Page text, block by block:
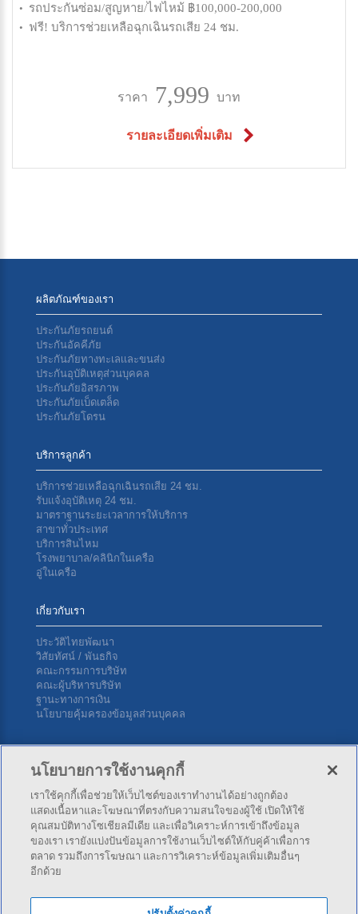
รถประกันซ่อม/สูญหาย/ไฟไหม้ ฿100,000-200,000
ฟรี! บริการช่วยเหลือฉุกเฉินรถเสีย 24 ชม.
ราคา 7,999 บาท
รายละเอียดเพิ่มเติม
ผลิตภัณฑ์ของเรา
ประกันภัยรถยนต์
ประกันอัคคีภัย
ประกันภัยทางทะเลเเละขนส่ง
ประกันอุบัติเหตุส่วนบุคคล
ประกันภัยอิสรภาพ
ประกันภัยเบ็ดเตล็ด
ประกันภัยโดรน
บริการลูกค้า
บริการช่วยเหลือฉุกเฉินรถเสีย 24 ชม.
รับแจ้งอุบัติเหตุ 24 ชม.
มาตราฐานระยะเวลาการให้บริการ
สาขาทั่วประเทศ
บริการสินไหม
โรงพยาบาล/คลินิกในเครือ
อู่ในเครือ
เกี่ยวกับเรา
ประวัติไทยพัฒนา
วิสัยทัศน์ / พันธกิจ
คณะกรรมการบริษัท
คณะผู้บริหารบริษัท
ฐานะทางการเงิน
นโยบายคุ้มครองข้อมูลส่วนบุคคล
ติดต่อเรา
บริษัท ไทยพัฒนาประกันภัย จำกัด (มหาชน) สำนักงานใหญ่ 34
ซ.สุขุมวิท 4 (นานาใต้) ถ.สุขุมวิท แขวงคลองเตย เขตคลองเตย กทม.
10110
โทร:02-253-4141
นโยบายการใช้งานคุกกี้
เราใช้คุกกี้เพื่อช่วยให้เว็บไซต์ของเราทำงานได้อย่างถูกต้อง
แสดงเนื้อหาและโฆษณาที่ตรงกับความสนใจของผู้ใช้ เปิดให้ใช้
คุณสมบัติทางโซเชียลมีเดีย และเพื่อวิเคราะห์การเข้าถึงข้อมูล
ของเรา เรายังแบ่งปันข้อมูลการใช้งานเว็บไซต์ให้กับคู่ค้าเพื่อการ
ตลาด รวมถึงการโฆษณา และการวิเคราะห์ข้อมูลเพิ่มเติมอื่นๆ
อีกด้วย